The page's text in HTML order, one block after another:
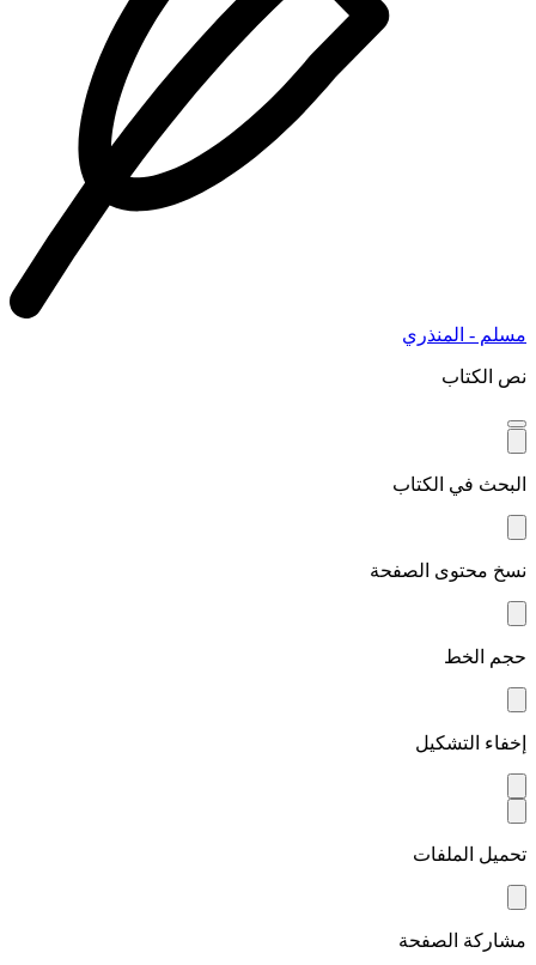
مسلم - المنذري
نص الكتاب
البحث في الكتاب
نسخ محتوى الصفحة
حجم الخط
إخفاء التشكيل
تحميل الملفات
مشاركة الصفحة